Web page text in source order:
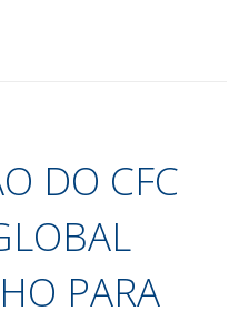
DO CFC
PARA